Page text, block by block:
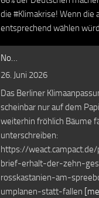
die #Klimakrise! Wenn die
entsprechend wählen
No…
26. Juni 2026
Das Berliner
scheinbar nur auf dem
weiterhin fröhlich Bäume
unterschreiben:
https://
brief-erhalt-der-zehn-
rosskastanien-am-
umplanen-statt-fallen